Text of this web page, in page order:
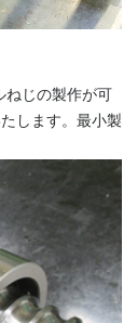
ねじの製作が可
します。最小製